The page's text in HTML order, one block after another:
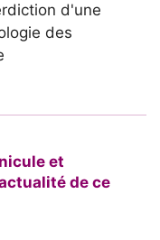
d'une
des
et
de ce